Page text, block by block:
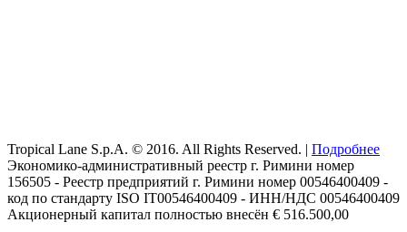
Tropical Lane S.p.A. © 2016. All Rights Reserved. | Подробнее
Экономико-административный реестр г. Римини номер
156505 - Реестр предприятий г. Римини номер 00546400409 -
код по стандарту ISO IT00546400409 - ИНН/НДС 00546400409
Акционерный капитал полностью внесён € 516.500,00